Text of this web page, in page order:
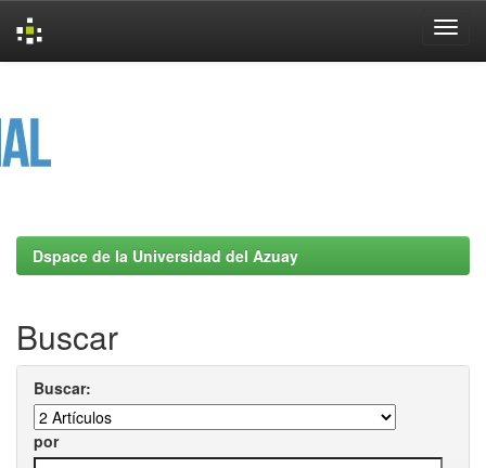
Dspace de la Universidad del Azuay
Buscar
Buscar:
por